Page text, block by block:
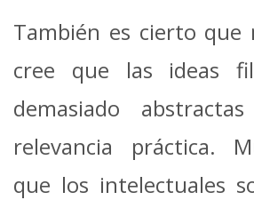
También es cierto que
cree que las ideas
demasiado
relevancia práctica.
que los intelectuales